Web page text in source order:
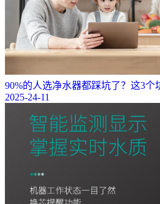
90%的人选净水器都踩坑了？这3个
2025-24-11